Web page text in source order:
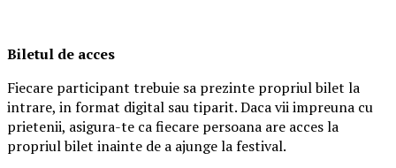
Biletul de acces
Fiecare participant trebuie sa prezinte propriul bilet la
intrare, in format digital sau tiparit. Daca vii impreuna cu
prietenii, asigura-te ca fiecare persoana are acces la
propriul bilet inainte de a ajunge la festival.